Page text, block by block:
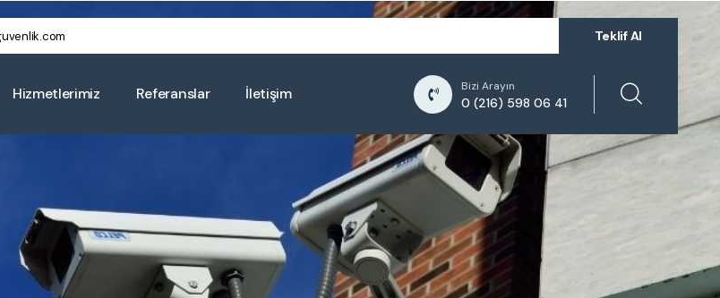
Teklif Al
Hizmetlerimiz Referanslar İletişim Bizi Arayın
0 (216) 598 06 41